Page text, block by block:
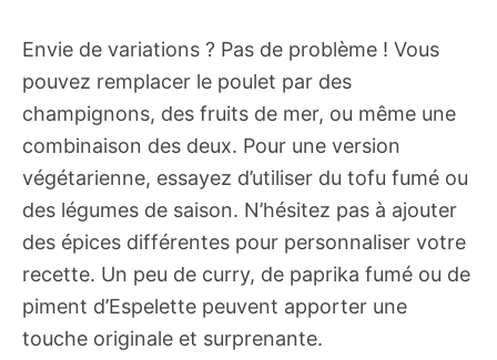
Envie de variations ? Pas de problème ! Vous
pouvez remplacer le poulet par des
champignons, des fruits de mer, ou même une
combinaison des deux. Pour une version
végétarienne, essayez d’utiliser du tofu fumé ou
des légumes de saison. N’hésitez pas à ajouter
des épices différentes pour personnaliser votre
recette. Un peu de curry, de paprika fumé ou de
piment d’Espelette peuvent apporter une
touche originale et surprenante.